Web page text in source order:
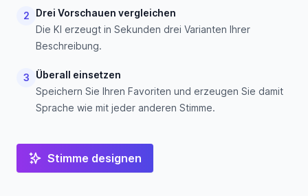
2
Drei Vorschauen vergleichen
Die KI erzeugt in Sekunden drei Varianten Ihrer
Beschreibung.
3
Überall einsetzen
Speichern Sie Ihren Favoriten und erzeugen Sie damit
Sprache wie mit jeder anderen Stimme.
Stimme designen